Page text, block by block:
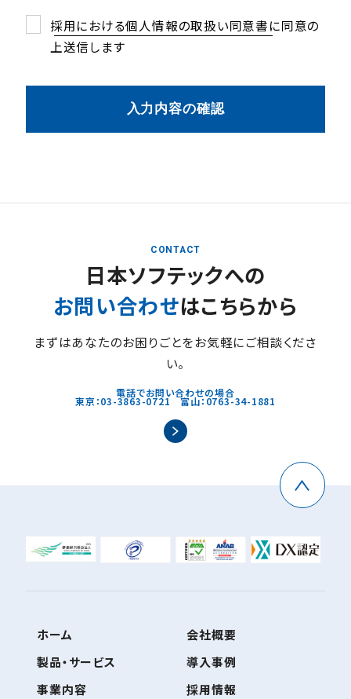
採用における個人情報の取扱い同意書に同意の
上送信します
採用における個人情報の取扱い同意書
入力内容の確認
CONTACT
日本ソフテックへの
お問い合わせはこちらから
まずはあなたのお困りごとをお気軽にご相談くださ
い。
電話でお問い合わせの場合
東京：03-3863-0721 富山：0763-34-1881
ホーム
製品・サービス
事業内容
会社概要
導入事例
採用情報